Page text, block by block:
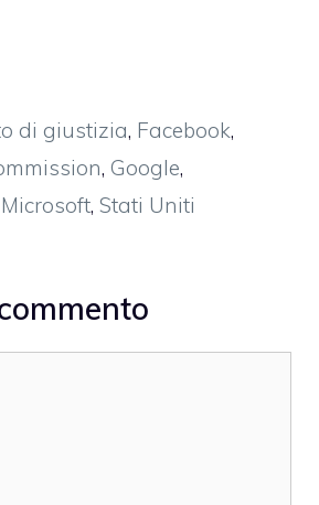
di giustizia, Facebook,
, Google,
Microsoft, Stati Uniti